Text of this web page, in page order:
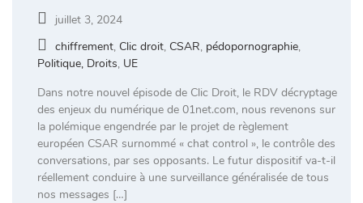
juillet 3, 2024
chiffrement, Clic droit, CSAR, pédopornographie,
Politique, Droits, UE
Dans notre nouvel épisode de Clic Droit, le RDV décryptage
des enjeux du numérique de 01net.com, nous revenons sur
la polémique engendrée par le projet de règlement
européen CSAR surnommé « chat control », le contrôle des
conversations, par ses opposants. Le futur dispositif va-t-il
réellement conduire à une surveillance généralisée de tous
nos messages […]